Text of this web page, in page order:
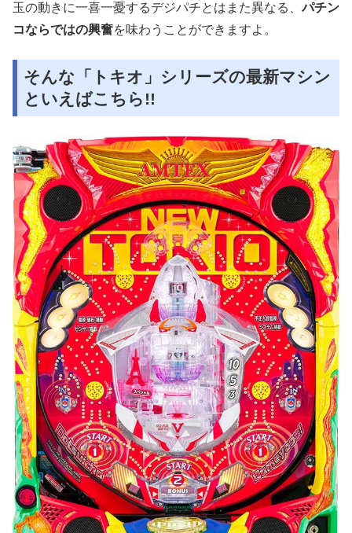
玉の動きに一喜一憂するデジパチとはまた異なる、パチン
コならではの興奮を味わうことができますよ。
そんな「トキオ」シリーズの最新マシン
といえばこちら!!